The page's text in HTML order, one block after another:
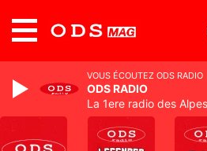
VOUS ÉCOUTEZ ODS RADIO
ODS RADIO
La 1ere radio des Alpes